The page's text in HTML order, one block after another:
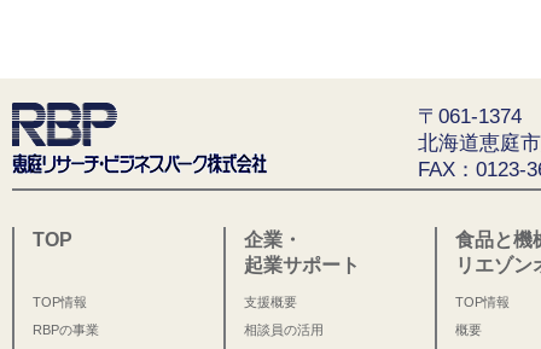
〒061-1374
北海道恵庭
FAX：0123-
TOP
TOP情報
RBPの事業
企業・
起業サポート
支援概要
相談員の活用
食品と機
リエゾン
TOP情報
概要